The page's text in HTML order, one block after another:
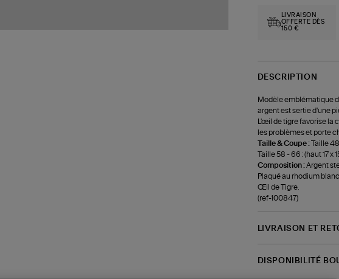
LIVRAISON
OFFERTE DÈS
150 €
DESCRIPTION
Modèle emblématique
argent est sertie d'une
L'œil de tigre favorise la
les problèmes et porte
Taille & Coupe :Taille 48
Taille 58 - 66 : (haut 17 x
Composition :Argent
Plaqué au rhodium
Œil de Tigre.
(ref-100847)
LIVRAISON ET
DISPONIBILITÉ